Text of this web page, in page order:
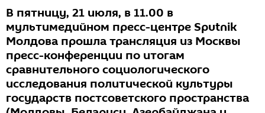
В пятницу, 21 июля, в 11.00 в
мультимедийном пресс-центре Sputnik
Молдова прошла трансляция из Москвы
пресс-конференции по итогам
сравнительного социологического
исследования политической культуры
государств постсоветского пространства